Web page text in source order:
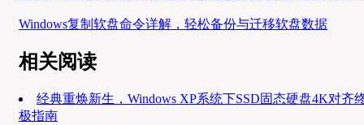
Windows复制软盘命令详解，轻松备份与迁移软盘数据
相关阅读
经典重焕新生，Windows XP系统下SSD固态硬盘4K对齐
极指南